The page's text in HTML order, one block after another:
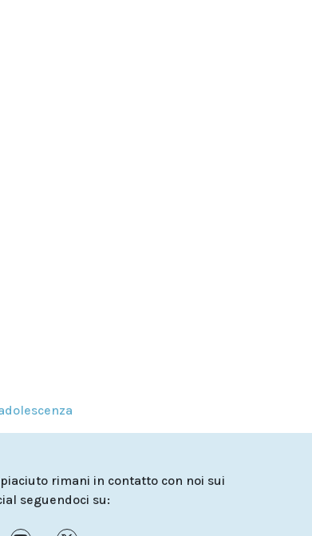
rimani in contatto con noi sui
seguendoci su: